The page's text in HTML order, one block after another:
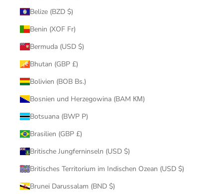
Belize (BZD $)
Benin (XOF Fr)
Bermuda (USD $)
Bhutan (GBP £)
Bolivien (BOB Bs.)
Bosnien und Herzegowina (BAM КМ)
Botsuana (BWP P)
Brasilien (GBP £)
Britische Jungferninseln (USD $)
Britisches Territorium im Indischen Ozean (USD $)
Brunei Darussalam (BND $)